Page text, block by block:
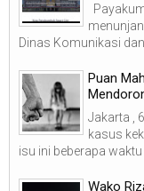
Dinas Komunikasi
Puan
Jakarta ,
kasus
isu ini beberapa
Wako